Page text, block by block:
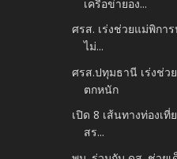
เครือข่ายอง...
ศรส. เร่งช่วยแม่พิกา
ไม่...
ศรส.ปทุมธานี เร่งช่ว
ตกหนัก
เปิด 8 เส้นทางท่องเ
สร...